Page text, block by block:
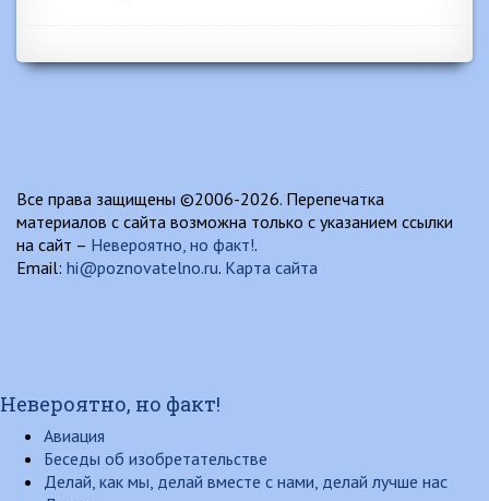
Все права защищены ©2006-2026. Перепечатка
материалов с сайта возможна только с указанием ссылки
на сайт – Невероятно, но факт!.
Email: hi@poznovatelno.ru. Карта сайта
Невероятно, но факт!
Авиация
Беседы об изобретательстве
Делай, как мы, делай вместе с нами, делай лучше нас